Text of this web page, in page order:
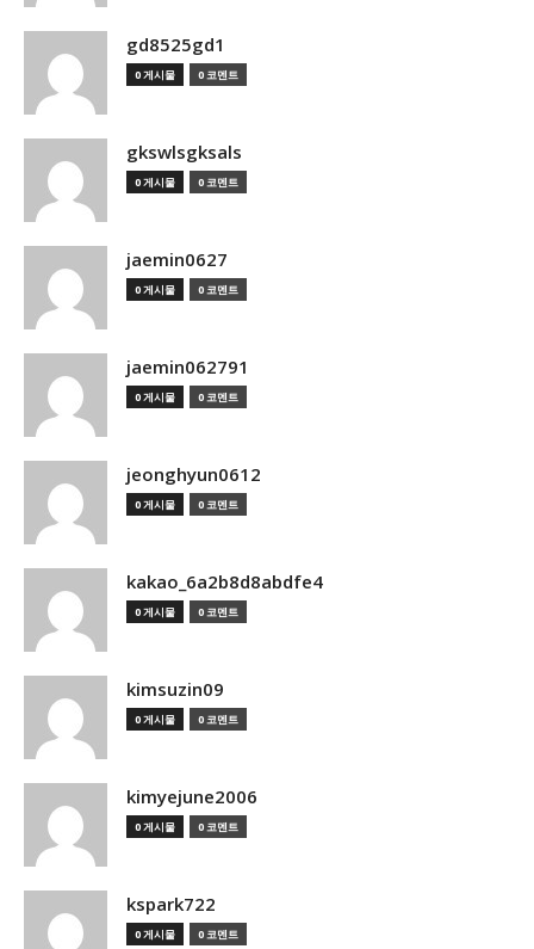
gd8525gd1
0 게시물 0 코멘트
gkswlsgksals
0 게시물 0 코멘트
jaemin0627
0 게시물 0 코멘트
jaemin062791
0 게시물 0 코멘트
jeonghyun0612
0 게시물 0 코멘트
kakao_6a2b8d8abdfe4
0 게시물 0 코멘트
kimsuzin09
0 게시물 0 코멘트
kimyejune2006
0 게시물 0 코멘트
kspark722
0 게시물 0 코멘트